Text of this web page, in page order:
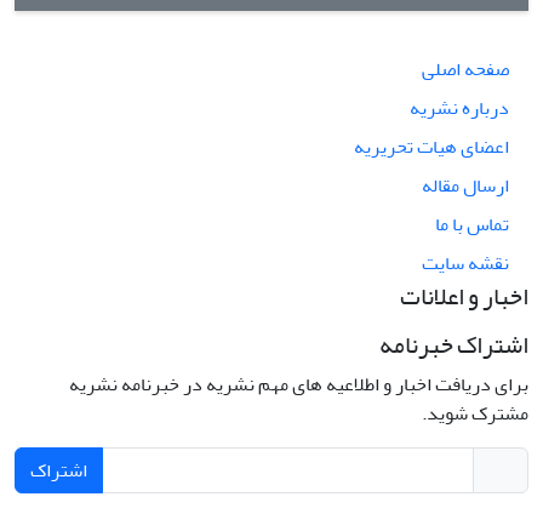
صفحه اصلی
درباره نشریه
اعضای هیات تحریریه
ارسال مقاله
تماس با ما
نقشه سایت
اخبار و اعلانات
اشتراک خبرنامه
برای دریافت اخبار و اطلاعیه های مهم نشریه در خبرنامه نشریه
مشترک شوید.
اشتراک